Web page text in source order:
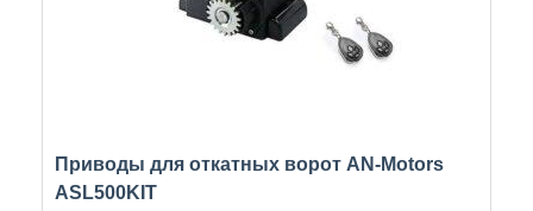
Приводы для откатных ворот AN-Motors
ASL500KIT